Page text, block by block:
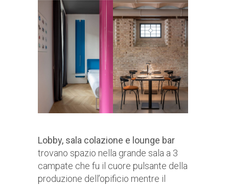
Lobby, sala colazione e lounge bar
trovano spazio nella grande sala a 3
campate che fu il cuore pulsante della
produzione dell’opificio mentre il